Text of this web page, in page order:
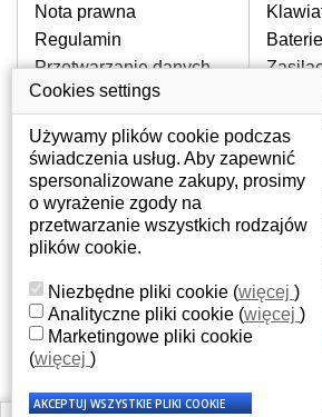
W JAKI SPOSÓB
PRZEJAWIAĆ
Częstymi objawami są
czy wyświetlanie
dublowanie tych
przypadku podlicia
powrócą do
też uszkodzenie
JAK TO DZIAŁA?
Klawiatura składa się z
warstw folii, z których
przewodzące
Nota prawna
Regulamin
Przetwarzanie danych
osobowych
Gdzie nas znajdziesz
Baterie
Twoje konto
Twoje konto
Dane osobowe
Adresy
Historia zamówień
7:00 -
Cookies settings
Używamy plików cookie podczas
świadczenia usług. Aby zapewnić
spersonalizowane zakupy, prosimy
o wyrażenie zgody na
przetwarzanie wszystkich rodzajów
plików cookie.
Niezbędne pliki cookie (więcej )
Analityczne pliki cookie (więcej )
Marketingowe pliki cookie
(więcej )